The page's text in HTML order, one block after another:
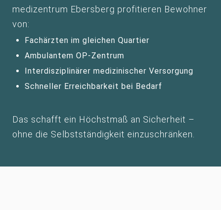
medizentrum Ebersberg profitieren Bewohner
von:
Fachärzten im gleichen Quartier
Ambulantem OP-Zentrum
Interdisziplinärer medizinischer Versorgung
Schneller Erreichbarkeit bei Bedarf
Das schafft ein Höchstmaß an Sicherheit –
ohne die Selbstständigkeit einzuschränken.